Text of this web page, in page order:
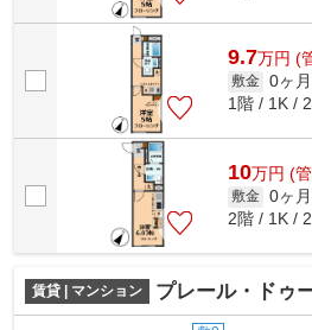
9.7万円 (
敷金 0ヶ月
1階 / 1K /
10万円 (
敷金 0ヶ月
2階 / 1K /
賃貸 | マンション プレール・ドゥ